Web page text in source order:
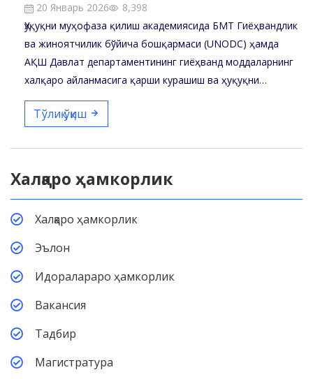
20 Январь 2026
8,398
Ҳуқуқни муҳофаза қилиш академиясида БМТ Гиёҳвандлик
ва жиноятчилик бўйича бошқармаси (UNODC) ҳамда
АҚШ Давлат департаментининг гиёҳванд моддаларнинг
халқаро айланмасига қарши курашиш ва ҳуқуқни…
Тўлиқ ўқиш
Халқаро ҳамкорлик
Халқаро ҳамкорлик
Эълон
Идоралараро ҳамкорлик
Вакансия
Тадбир
Магистратура